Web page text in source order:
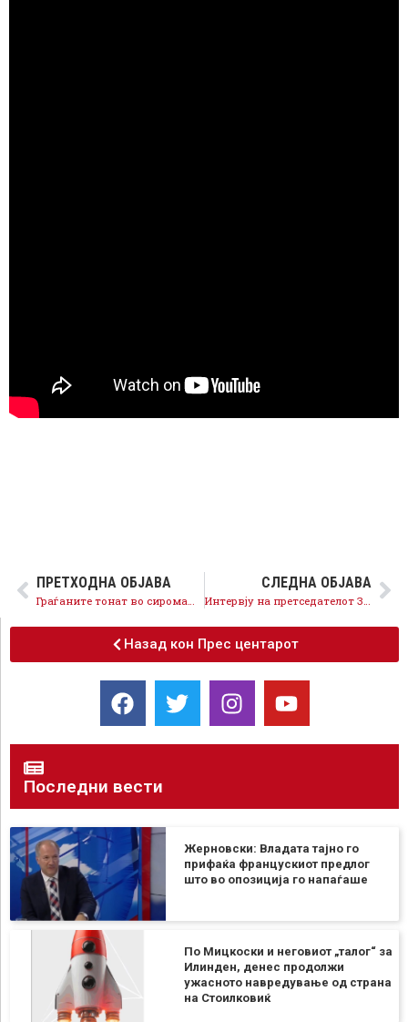
ПРЕТХОДНА ОБЈАВА
Граѓаните тонат во сиромаштија, а Курир добива милиони евра од Груевски и Мијалков
СЛЕДНА ОБЈАВА
Интервју на претседателот Заев за Призма
Назад кон Прес центарот
Последни вести
Жерновски: Владата тајно го
прифаќа францускиот предлог
што во опозиција го напаѓаше
По Мицкоски и неговиот „талог“ за
Илинден, денес продолжи
ужасното навредување од страна
на Стоилковиќ